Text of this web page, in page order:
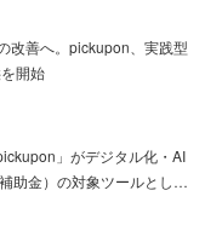
改善へ。pickupon、実践型
開始
」がデジタル化・AI
助金）の対象ツールとし…